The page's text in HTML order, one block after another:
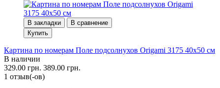
В закладки
В сравнение
Купить
Картина по номерам Поле подсолнухов Origami 3175 40x50 см
В наличии
329.00 грн. 389.00 грн.
1 отзыв(-ов)